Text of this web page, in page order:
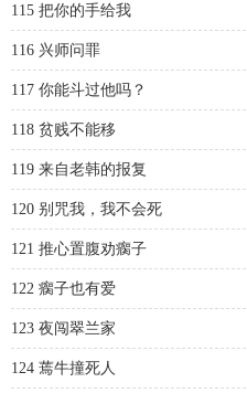
115 把你的手给我
116 兴师问罪
117 你能斗过他吗？
118 贫贱不能移
119 来自老韩的报复
120 别咒我，我不会死
121 推心置腹劝瘸子
122 瘸子也有爱
123 夜闯翠兰家
124 蔫牛撞死人